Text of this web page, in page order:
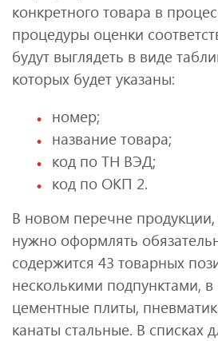
конкретного товара в
процедуры оценки
будут выглядеть в виде
которых будет указаны:
номер;
название товара;
код по ТН ВЭД;
код по ОКП 2.
В новом перечне
нужно оформлять
содержится 43 товарных
несколькими подпунктами, в
цементные плиты,
канаты стальные. В списках